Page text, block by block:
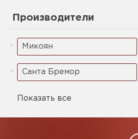
Производители
Микоян
Санта Бремор
Показать все